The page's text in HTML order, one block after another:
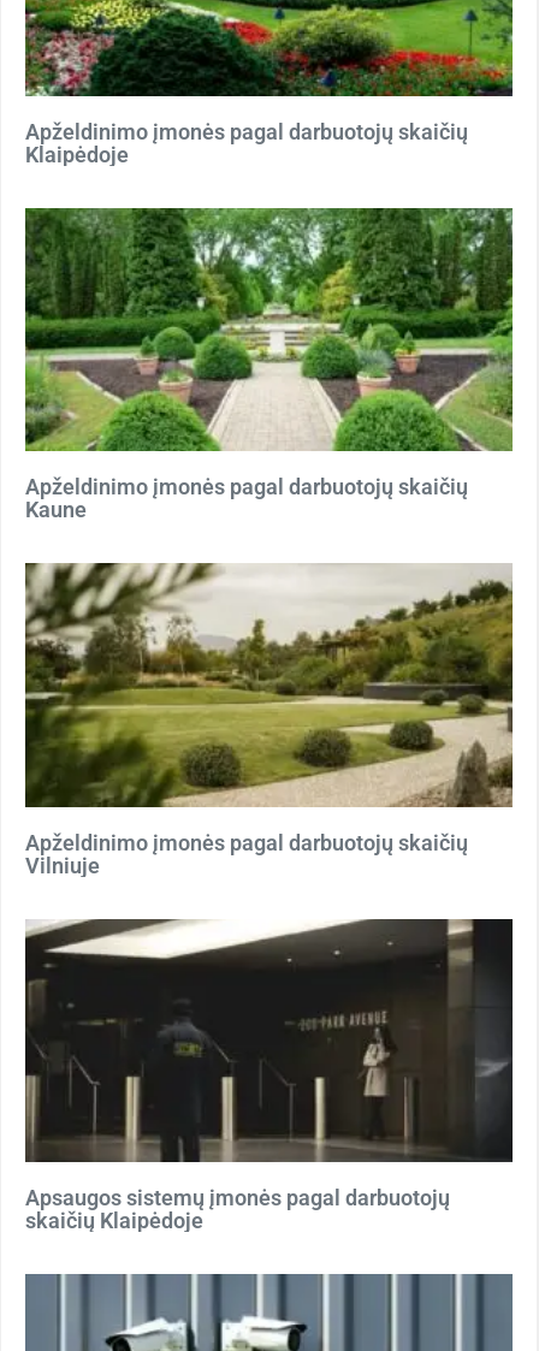
Apželdinimo įmonės pagal darbuotojų skaičių
Klaipėdoje
Apželdinimo įmonės pagal darbuotojų skaičių
Kaune
Apželdinimo įmonės pagal darbuotojų skaičių
Vilniuje
Apsaugos sistemų įmonės pagal darbuotojų
skaičių Klaipėdoje